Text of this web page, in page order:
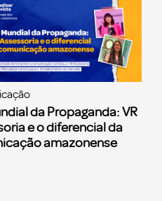
da Propaganda: VR
e o diferencial da
amazonense